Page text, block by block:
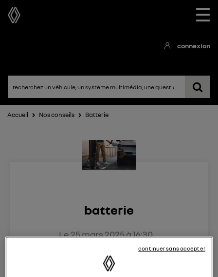
☰
connexion
Accueil Nos conseils Batterie
batterie
Le25 mars 2025à16:30
RENAULT
posez une question
continuer sans accepter